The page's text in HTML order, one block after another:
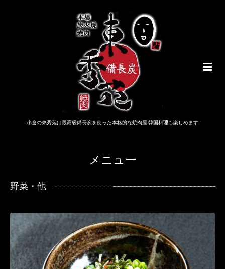
小倉の東秀苑は最高級備長炭を使った本格的な焼肉屋 韓国料理も楽しめます
メニュー
野菜・他